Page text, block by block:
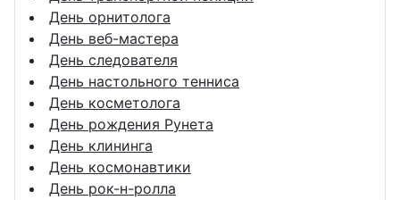
День орнитолога
День веб-мастера
День следователя
День настольного тенниса
День косметолога
День рождения Рунета
День клининга
День космонавтики
День рок-н-ролла